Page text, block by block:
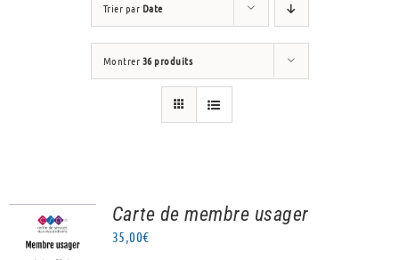
Trier par Date
Montrer36 produits
AJOUTER AU
PANIER
/
Carte de membre usager
35,00€